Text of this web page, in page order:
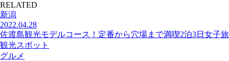
RELATED
新潟
2022.04.28
佐渡島観光モデルコース！定番から穴場まで満喫2泊3日女子旅
観光スポット
グルメ